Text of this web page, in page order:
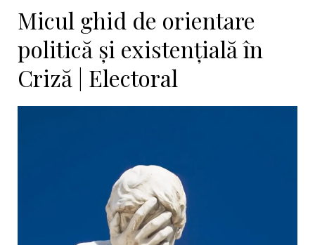
Micul ghid de orientare
politică și existențială în
Criză | Electoral